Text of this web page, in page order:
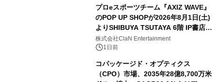
プロeスポーツチーム『AXIZ WAVE』
のPOP UP SHOPが2026年8月1日(土)
よりSHIBUYA TSUTAYA 6階 IP書店で
開催決定！！
株式会社ClaN Entertainment
1日前
コパッケージド・オプティクス
（CPO）市場、2035年28億8,700万米